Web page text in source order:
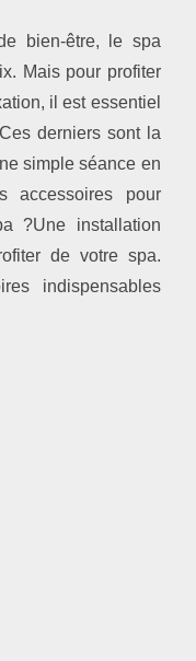
bien-être, le spa
Mais pour profiter
il est essentiel
derniers sont la
simple séance en
accessoires pour
?Une installation
de votre spa.
indispensables